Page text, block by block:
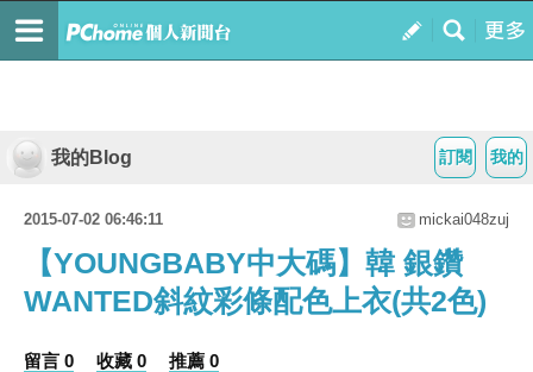
我的
訂閱
我的Blog
2015-07-02 06:46:11 mickai048zuj
【YOUNGBABY中大碼】韓 銀鑽
WANTED斜紋彩條配色上衣(共2色)
留言 0 收藏 0 推薦 0